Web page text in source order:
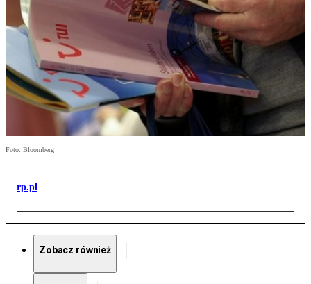
Foto: Bloomberg
rp.pl
Zobacz również